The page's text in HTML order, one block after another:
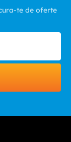
te de oferte